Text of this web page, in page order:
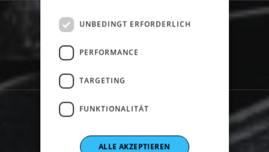
UNBEDINGT ERFORDERLICH
PERFORMANCE
TARGETING
FUNKTIONALITÄT
ALLE AKZEPTIEREN